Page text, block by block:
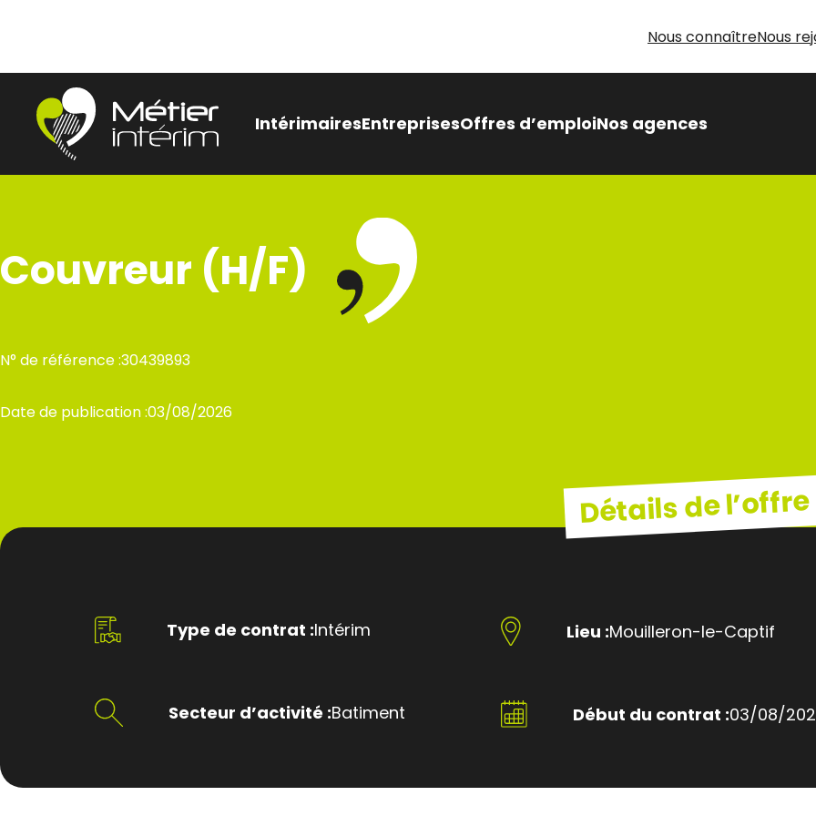
Nous connaîtreNous
Intérimaires
Être Intérimaire Métier Intérim
Nos avantages,
pensés pour vous
Besoin d’aide pour votre
recherche d’emploi
EntreprisesOffres d’emploiNos agences
Couvreur (H/F)
N° de référence :30439893
Date de publication :03/08/2026
Détails de l’offre
Type de contrat :Intérim
Secteur d’activité :Batiment
Lieu :Mouilleron-le-Captif
Début du contrat :03/08/